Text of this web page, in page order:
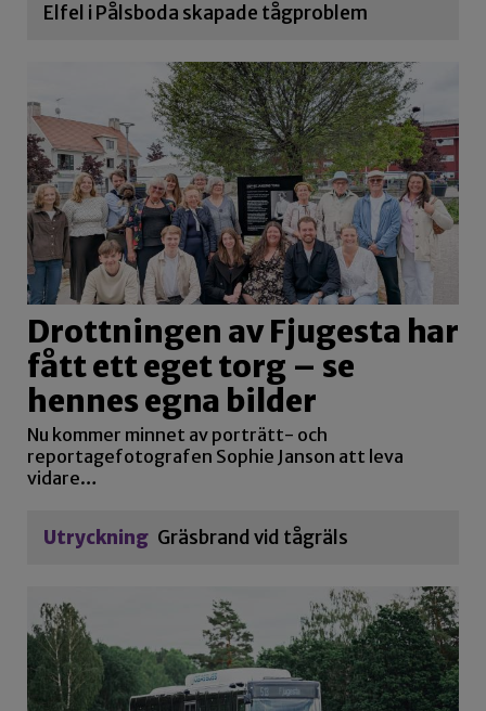
Elfel i Pålsboda skapade tågproblem
Drottningen av Fjugesta har
fått ett eget torg – se
hennes egna bilder
Nu kommer minnet av porträtt- och
reportagefotografen Sophie Janson att leva
vidare…
Utryckning Gräsbrand vid tågräls